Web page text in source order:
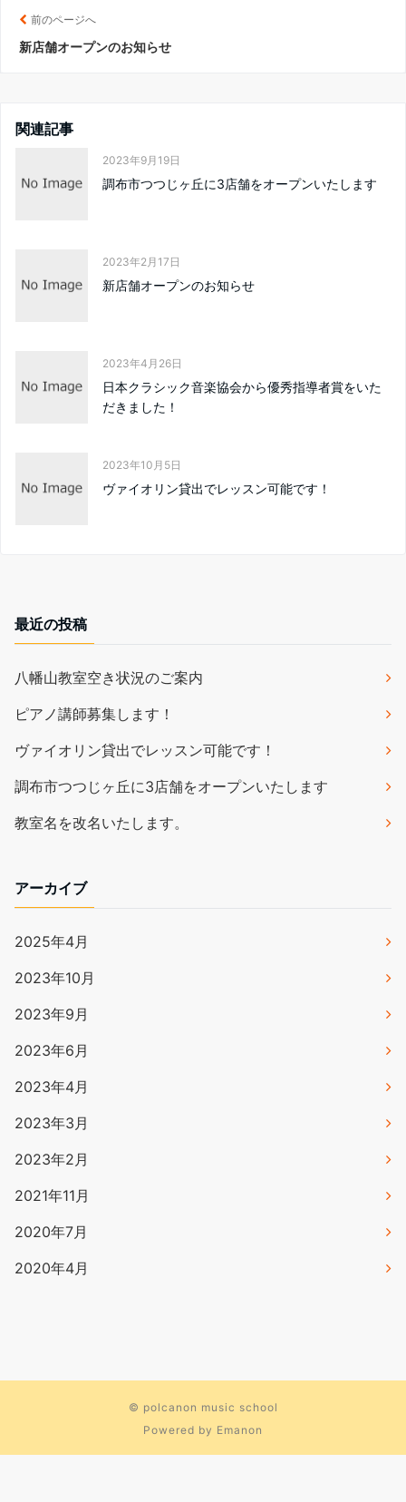
前のページへ
新店舗オープンのお知らせ
関連記事
2023年9月19日
調布市つつじヶ丘に3店舗をオープンいたします
2023年2月17日
新店舗オープンのお知らせ
2023年4月26日
日本クラシック音楽協会から優秀指導者賞をいた
だきました！
2023年10月5日
ヴァイオリン貸出でレッスン可能です！
最近の投稿
八幡山教室空き状況のご案内
ピアノ講師募集します！
ヴァイオリン貸出でレッスン可能です！
調布市つつじヶ丘に3店舗をオープンいたします
教室名を改名いたします。
アーカイブ
2025年4月
2023年10月
2023年9月
2023年6月
2023年4月
2023年3月
2023年2月
2021年11月
2020年7月
2020年4月
© polcanon music school
Powered by Emanon